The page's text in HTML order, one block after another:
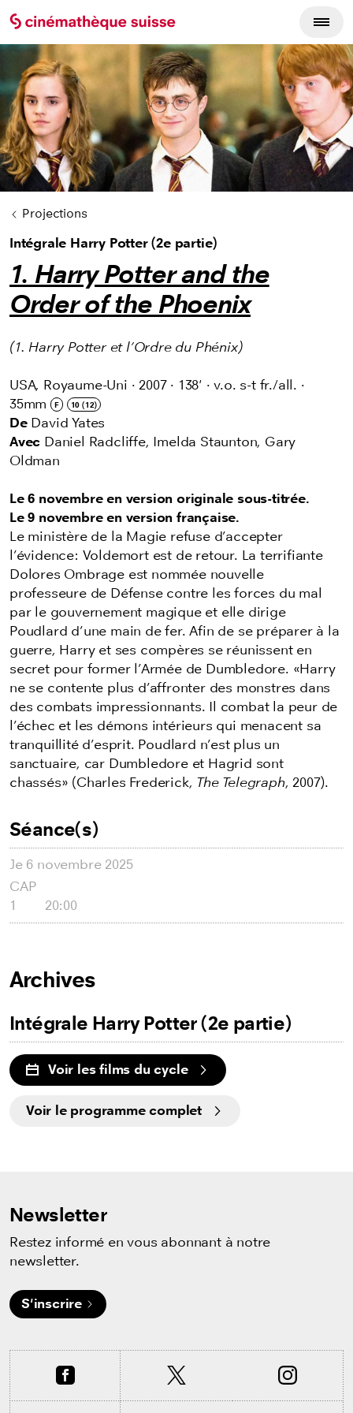
Projections
Intégrale Harry Potter (2e partie)
1. Harry Potter and the
Order of the Phoenix
(1. Harry Potter et l’Ordre du Phénix)
USA, Royaume-Uni ·2007· 138' ·v.o. s-t fr./all. ·
35mm
F 10 (12)
DeDavid Yates
Avec Daniel Radcliffe, Imelda Staunton, Gary
Oldman
Le 6 novembre en version originale sous-titrée.
Le 9 novembre en version française.
Le ministère de la Magie refuse d’accepter
l’évidence: Voldemort est de retour. La terrifiante
Dolores Ombrage est nommée nouvelle
professeure de Défense contre les forces du mal
par le gouvernement magique et elle dirige
Poudlard d’une main de fer. Afin de se préparer à la
guerre, Harry et ses compères se réunissent en
secret pour former l’Armée de Dumbledore. «Harry
ne se contente plus d’affronter des monstres dans
des combats impressionnants. Il combat la peur de
l’échec et les démons intérieurs qui menacent sa
tranquillité d’esprit. Poudlard n’est plus un
sanctuaire, car Dumbledore et Hagrid sont
chassés» (Charles Frederick, The Telegraph, 2007).
Séance(s)
Je 6 novembre 2025
CAP
1
20:00
Archives
Intégrale Harry Potter (2e partie)
Voir les films du cycle
Voir le programme complet
Newsletter
Restez informé en vous abonnant à notre
newsletter.
S'inscrire